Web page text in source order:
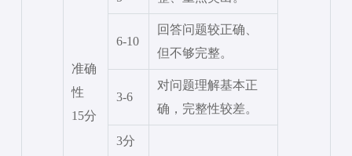
准确
性
15分
6-10
回答问题较正确、
但不够完整。
3-6
对问题理解基本正
确，完整性较差。
3分